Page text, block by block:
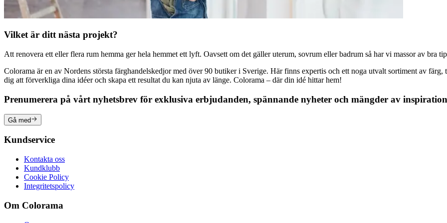
Vilket är ditt nästa projekt?
Att renovera ett eller flera rum hemma ger hela hemmet ett lyft. Oavsett om det gäller uterum, sovrum eller badrum så har vi massor av bra
Colorama är en av Nordens största färghandelskedjor med över 90 butiker i Sverige. Här finns expertis och ett noga utvalt sortiment av
dig att förverkliga dina idéer och skapa ett resultat du kan njuta av länge. Colorama – där din idé hittar hem!
Prenumerera på vårt nyhetsbrev för exklusiva erbjudanden, spännande nyheter och mängder av
Gå med
Kundservice
Kontakta oss
Kundklubb
Cookie Policy
Integritetspolicy
Om Colorama